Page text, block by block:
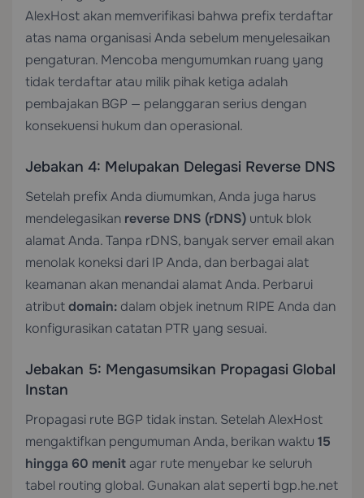
AlexHost akan memverifikasi bahwa prefix terdaftar
atas nama organisasi Anda sebelum menyelesaikan
pengaturan. Mencoba mengumumkan ruang yang
tidak terdaftar atau milik pihak ketiga adalah
pembajakan BGP — pelanggaran serius dengan
konsekuensi hukum dan operasional.
Jebakan 4: Melupakan Delegasi Reverse DNS
Setelah prefix Anda diumumkan, Anda juga harus
mendelegasikan reverse DNS (rDNS) untuk blok
alamat Anda. Tanpa rDNS, banyak server email akan
menolak koneksi dari IP Anda, dan berbagai alat
keamanan akan menandai alamat Anda. Perbarui
atributdomain: dalam objek inetnum RIPE Anda dan
konfigurasikan catatan PTR yang sesuai.
Jebakan 5: Mengasumsikan Propagasi Global
Instan
Propagasi rute BGP tidak instan. Setelah AlexHost
mengaktifkan pengumuman Anda, berikan waktu 15
hingga 60 menit agar rute menyebar ke seluruh
tabel routing global. Gunakan alat seperti bgp.he.net